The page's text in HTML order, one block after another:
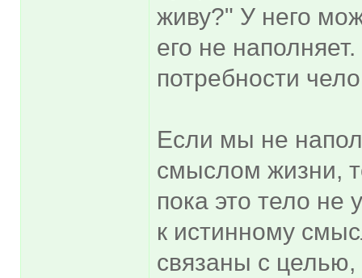
живу?" У него
его не
потребности
Если мы не
смыслом жизни,
пока это тело не
к истинному
связаны с целью,